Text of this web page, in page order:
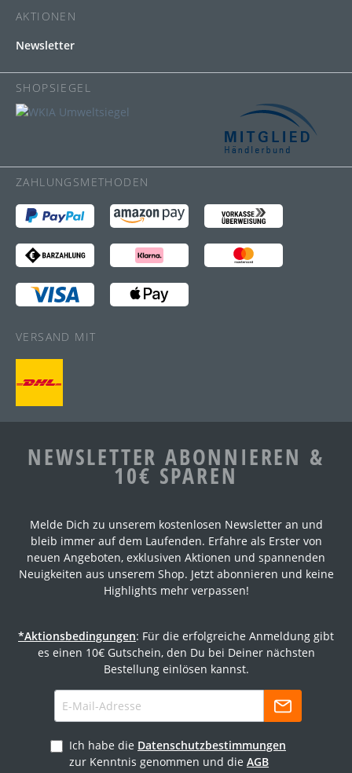
AKTIONEN
Newsletter
SHOPSIEGEL
ZAHLUNGSMETHODEN
VERSAND MIT
NEWSLETTER ABONNIEREN &
10€ SPAREN
Melde Dich zu unserem kostenlosen Newsletter an und
bleib immer auf dem Laufenden. Erfahre als Erster von
neuen Angeboten, exklusiven Aktionen und spannenden
Neuigkeiten aus unserem Shop. Jetzt abonnieren und keine
Highlights mehr verpassen!
*Aktionsbedingungen: Für die erfolgreiche Anmeldung gibt
es einen 10€ Gutschein, den Du bei Deiner nächsten
Bestellung einlösen kannst.
Ich habe die Datenschutzbestimmungen
zur Kenntnis genommen und die AGB